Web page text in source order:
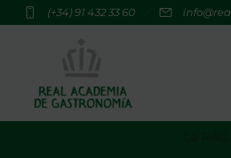
(+34) 91 432 33 60